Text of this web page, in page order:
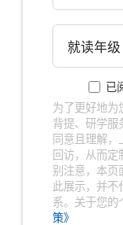
已
为了更好地为
背提、研学服
同意且理解，
回访，从而
别注意，本页
此展示，并不
系。关于您的
策》